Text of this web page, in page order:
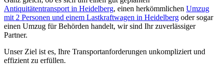
Antiquitätentransport in Heidelberg, einen herkömmlichen Umzug
mit 2 Personen und einem Lastkraftwagen in Heidelberg oder sogar
einen Umzug für Behörden handelt, wir sind Ihr zuverlässiger
Partner.
Unser Ziel ist es, Ihre Transportanforderungen unkompliziert und
effizient zu erfüllen.